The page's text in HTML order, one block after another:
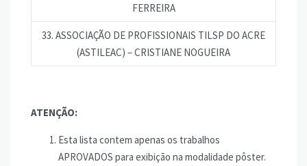
FERREIRA
33. ASSOCIAÇÃO DE PROFISSIONAIS TILSP DO ACRE
(ASTILEAC) – CRISTIANE NOGUEIRA
ATENÇÃO:
Esta lista contem apenas os trabalhos
APROVADOS para exibição na modalidade pôster.